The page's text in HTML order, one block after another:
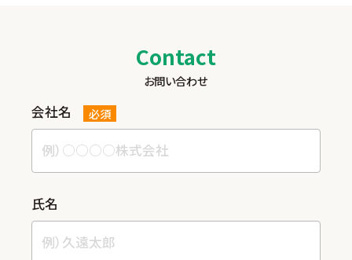
Contact
お問い合わせ
会社名 必須
⽒名